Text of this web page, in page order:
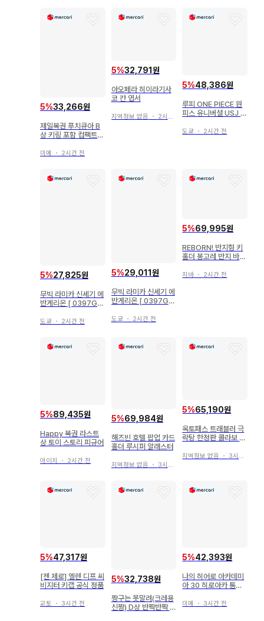
5%33,266원
제일복권 푸치큐아 B
상 키링 포함 컴팩트
미에 ・ 2시간 전
5%32,791원
아오페라 히이라기사
코 칸 엽서
지역정보 없음 ・ 2시간 전
5%48,386원
루피 ONE PIECE 원
피스 유니버셜 USJ 콜
도쿄 ・ 2시간 전
5%27,825원
무빅 라미카 신세기 에
반게리온 [ 0397G-
도쿄 ・ 2시간 전
5%29,011원
무빅 라미카 신세기 에
반게리온 [ 0397G-
도쿄 ・ 2시간 전
5%69,995원
REBORN! 반지형 키
홀더 봉고레 반지 바리
사와다 츠나요시
지바 ・ 2시간 전
5%89,435원
Happy 복권 라스트
상 토이 스토리 피규어
아이치 ・ 2시간 전
5%69,984원
해즈빈 호텔 팝업 카드
홀더 루시퍼 알래스터
지역정보 없음 ・ 3시간 전
5%65,190원
옥토패스 트래블러 극
락탕 한정판 콜라보 화
지역정보 없음 ・ 3시간 전
5%47,317원
[젠 제로] 엘렌 디프 씨
비지터 키캡 공식 정품
교토 ・ 3시간 전
5%32,738원
짱구는 못말려(크레용
신짱) D상 반짝반짝 해
5%42,393원
나의 히어로 아카데미
아 30 히로아카 통가
페 바쿠고 카츠키
미에 ・ 3시간 전